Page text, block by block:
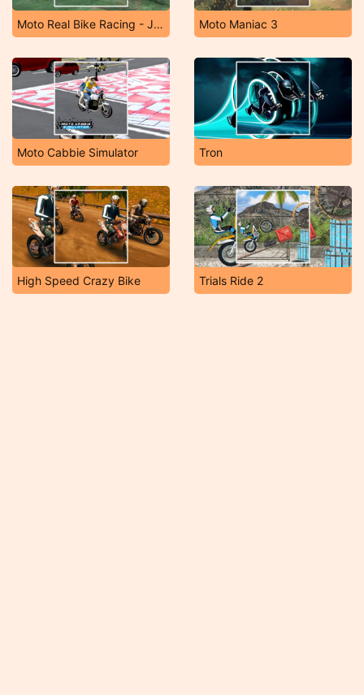
Moto Real Bike Racing - Jogos de Graus Moto Maniac 3
Moto Cabbie Simulator Tron
High Speed Crazy Bike Trials Ride 2